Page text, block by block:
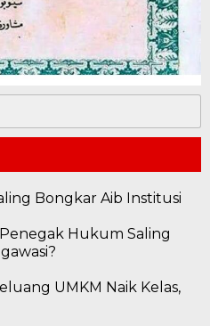
Bongkar Aib Institusi
Hukum Saling
UMKM Naik Kelas,